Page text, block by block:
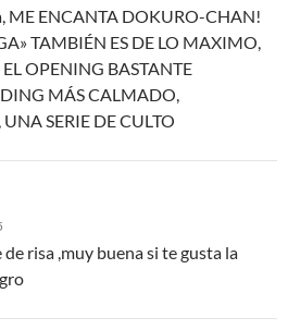
ME ENCANTA DOKURO-CHAN!
TAMBIÉN ES DE LO MAXIMO,
OPENING BASTANTE
MÁS CALMADO,
SERIE DE CULTO
risa ,muy buena si te gusta la